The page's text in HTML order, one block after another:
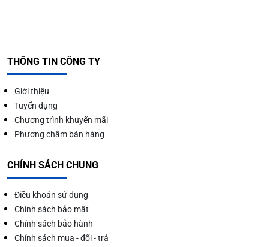
THÔNG TIN CÔNG TY
Giới thiệu
Tuyển dụng
Chương trình khuyến mãi
Phương châm bán hàng
CHÍNH SÁCH CHUNG
Điều khoản sử dụng
Chính sách bảo mật
Chính sách bảo hành
Chính sách mua - đổi - trả